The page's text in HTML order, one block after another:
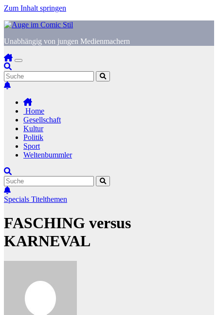
Zum Inhalt springen
Unabhängig von jungen Medienmachern
Home
Gesellschaft
Kultur
Politik
Sport
Weltenbummler
Specials Titelthemen
FASCHING versus
KARNEVAL